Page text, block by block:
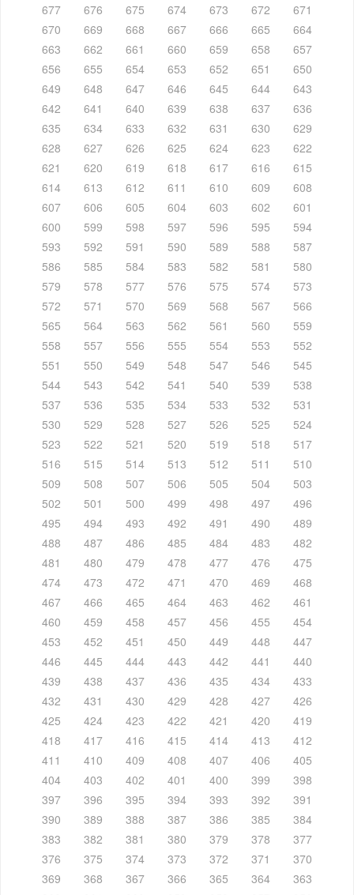
677 676 675 674 673 672
671
670
669 668 667 666 665
664
663
662 661 660 659 658
657
656
655 654 653 652 651
650
649
648 647 646 645 644
643
642
641 640 639 638 637
636
635
634 633 632 631 630
629
628
627 626 625 624 623
622
621
620 619 618 617 616
615
614
613 612 611 610 609
608
607
606 605 604 603 602
601
600
599 598 597 596 595
594
593
592 591 590 589 588
587
586
585 584 583 582 581
580
579
578 577 576 575 574
573
572
571 570 569 568 567
566
565
564 563 562 561 560
559
558
557 556 555 554 553
552
551
550 549 548 547 546
545
544
543 542 541 540 539
538
537
536 535 534 533 532
531
530
529 528 527 526 525
524
523
522 521 520 519 518
517
516
515 514 513 512 511
510
509
508 507 506 505 504
503
502
501 500 499 498 497
496
495
494 493 492 491 490
489
488
487 486 485 484 483
482
481
480 479 478 477 476
475
474
473 472 471 470 469
468
467
466 465 464 463 462
461
460
459 458 457 456 455
454
453
452 451 450 449 448
447
446
445 444 443 442 441
440
439
438 437 436 435 434
433
432
431 430 429 428 427
426
425
424 423 422 421 420
419
418
417 416 415 414 413
412
411
410 409 408 407 406
405
404
403 402 401 400 399
398
397
396 395 394 393 392
391
390
389 388 387 386 385
384
383
382 381 380 379 378
377
376
375 374 373 372 371
370
369
368 367 366 365 364
363